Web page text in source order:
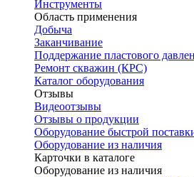
Инструменты
Область применения
Добыча
Заканчивание
Поддержание пластового
Ремонт скважин (КРС)
Каталог оборудования
Отзывы
Видеоотзывы
Отзывы о продукции
Оборудование быстрой
Оборудование из наличия
Карточки в каталоге
Оборудование из наличия